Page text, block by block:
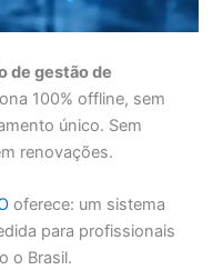
de gestão de
100% offline, sem
único. Sem
renovações.
oferece: um sistema
para profissionais
o Brasil.